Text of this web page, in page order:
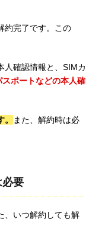
約完了です。この
人確認情報と、SIMカ
ポートなどの本人確
また、解約時は必
必要
、いつ解約しても解